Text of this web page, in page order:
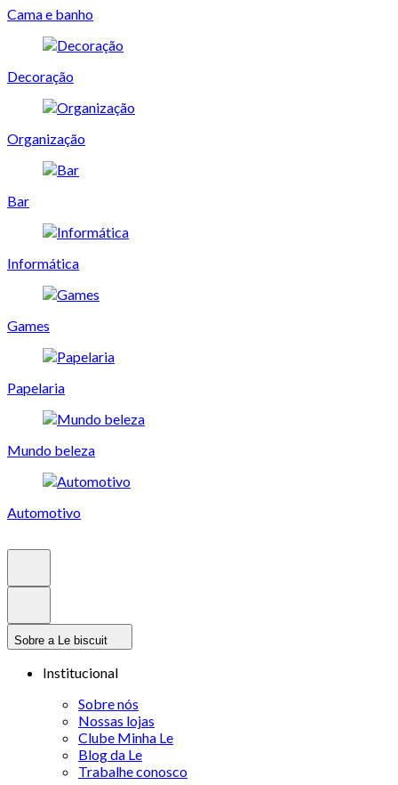
Cama e banho
Decoração
Organização
Bar
Informática
Games
Papelaria
Mundo beleza
Automotivo
Sobre a Le biscuit
Institucional
Sobre nós
Nossas lojas
Clube Minha Le
Blog da Le
Trabalhe conosco